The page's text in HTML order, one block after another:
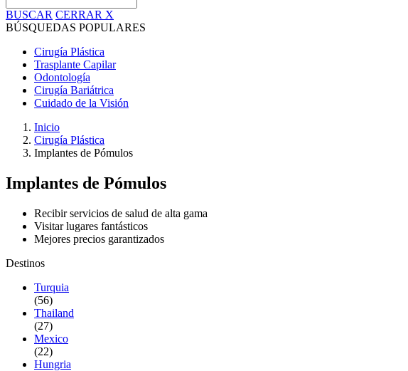
BUSCAR CERRAR X
BÚSQUEDAS POPULARES
Cirugía Plástica
Trasplante Capilar
Odontología
Cirugía Bariátrica
Cuidado de la Visión
Inicio
Cirugía Plástica
Implantes de Pómulos
Implantes de Pómulos
Recibir servicios de salud de alta gama
Visitar lugares fantásticos
Mejores precios garantizados
Destinos
Turquia
(56)
Thailand
(27)
Mexico
(22)
Hungria